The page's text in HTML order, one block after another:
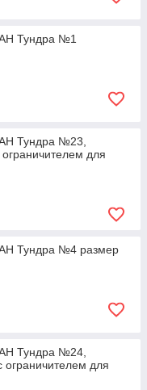
Тундра №1
Тундра №23,
для
Тундра №4 размер
Тундра №24,
для